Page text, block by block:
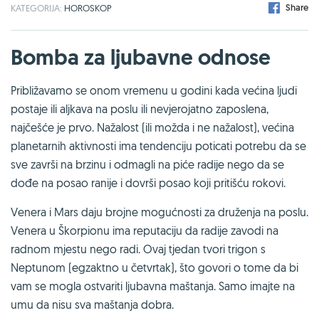
KATEGORIJA: HOROSKOP Share
Bomba za ljubavne odnose
Približavamo se onom vremenu u godini kada većina ljudi
postaje ili aljkava na poslu ili nevjerojatno zaposlena,
najčešće je prvo. Nažalost (ili možda i ne nažalost), većina
planetarnih aktivnosti ima tendenciju poticati potrebu da se
sve završi na brzinu i odmagli na piće radije nego da se
dođe na posao ranije i dovrši posao koji pritišću rokovi.
Venera i Mars daju brojne mogućnosti za druženja na poslu.
Venera u Škorpionu ima reputaciju da radije zavodi na
radnom mjestu nego radi. Ovaj tjedan tvori trigon s
Neptunom (egzaktno u četvrtak), što govori o tome da bi
vam se mogla ostvariti ljubavna maštanja. Samo imajte na
umu da nisu sva maštanja dobra.